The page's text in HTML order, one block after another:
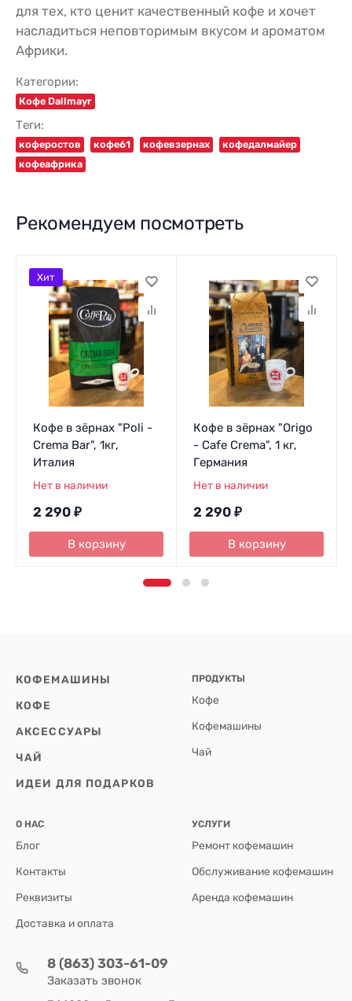
для тех, кто ценит качественный кофе и хочет
насладиться неповторимым вкусом и ароматом
Африки.
Категории:
Кофе Dallmayr
Теги:
коферостов кофе61 кофевзернах
кофедалмайер
кофеафрика
Рекомендуем посмотреть
Кофе в зёрнах "Poli -
Crema Bar", 1кг,
Италия
Нет в наличии
2 290 ₽
В корзину
Хит
Кофе в зёрнах "Origo
- Cafe Crema", 1 кг,
Германия
Нет в наличии
2 290 ₽
В корзину
КОФЕМАШИНЫ
КОФЕ
АКСЕССУАРЫ
ЧАЙ
ИДЕИ ДЛЯ ПОДАРКОВ
ПРОДУКТЫ
Кофе
Кофемашины
Чай
О НАС
Блог
Контакты
Реквизиты
Доставка и оплата
УСЛУГИ
Ремонт кофемашин
Обслуживание кофемашин
Аренда кофемашин
8 (863) 303-61-09
Заказать звонок